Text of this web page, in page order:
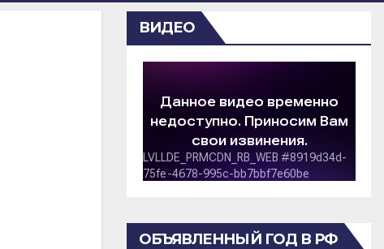
ВИДЕО
ОБЪЯВЛЕННЫЙ ГОД В РФ